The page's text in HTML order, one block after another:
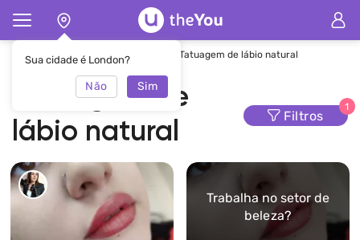
Sua cidade é London?
Não Sim
Principal Maquiagem definitiva Tatuagem de lábio natural
Tatuagem de
lábio natural
Filtros
1
Trabalha no setor de
beleza?